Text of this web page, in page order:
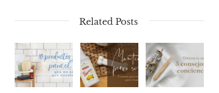
Related Posts